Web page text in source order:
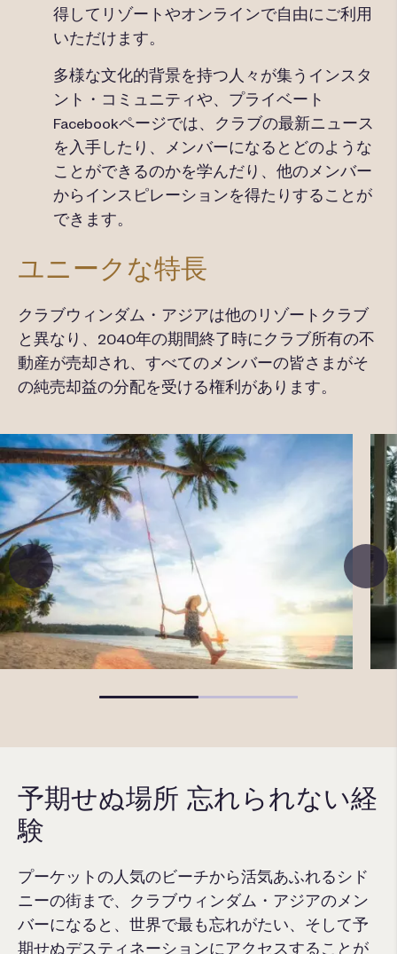
得してリゾートやオンラインで自由にご利用
いただけます。
多様な文化的背景を持つ人々が集う インスタ
ント・コミュニティや 、プライベート
Facebookページでは、クラブの最新ニュース
を入手したり、メンバーになるとどのような
ことができるのかを学んだり、他のメンバー
からインスピレーションを得たりすることが
できます。
ユニークな特長
クラブウィンダム・アジアは他のリゾートクラブ
と異なり、 2040年の期間終了時にクラブ所有の不
動産が売却され、すべてのメンバーの皆さまがそ
の純売却益の分配を受ける権利があります。
予期せぬ場所 忘れられない経
験
プーケットの人気のビーチから活気あふれるシド
ニーの街まで、クラブウィンダム・アジアのメン
バーになると、世界で最も忘れがたい、そして予
期せぬデスティネーションにアクセスすることが